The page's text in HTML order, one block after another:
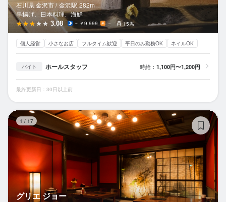
石川県 金沢市 / 金沢駅 282m
串揚げ、日本料理、海鮮
3.08 ～￥9,999 － 15席
個人経営 小さなお店 フルタイム歓迎 平日のみ勤務OK ネイルOK
バイト ホールスタッフ 時給： 1,100円〜1,200円
最終更新日：30日以上前
1 / 17
グリエ ジョー